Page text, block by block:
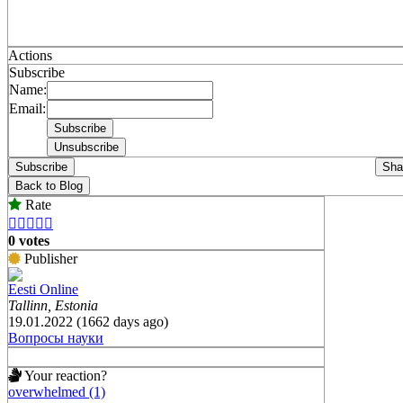
Actions
Subscribe
Name:
Email:
Subscribe
Back to Blog
Rate
    
0 votes
Publisher
Eesti Online
Tallinn, Estonia
19.01.2022 (1662 days ago)
Вопросы науки
Your reaction?
overwhelmed (1)